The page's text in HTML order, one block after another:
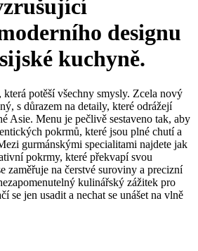
designu
kuchyně.
potěší všechny smysly. Zcela nový
s důrazem na detaily, které odrážejí
Asie. Menu je pečlivě sestaveno tak, aby
pokrmů, které jsou plné chutí a
gurmánskými specialitami najdete jak
pokrmy, které překvapí svou
zaměřuje na čerstvé suroviny a precizní
kulinářský zážitek pro
se jen usadit a nechat se unášet na vlně